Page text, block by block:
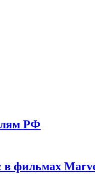
РФ
в фильмах